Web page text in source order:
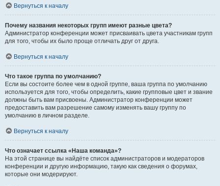
Вернуться к началу
Почему названия некоторых групп имеют разные цвета?
Администратор конференции может присваивать цвета участникам групп
для того, чтобы их было проще отличать друг от друга.
Вернуться к началу
Что такое группа по умолчанию?
Если вы состоите более чем в одной группе, ваша группа по умолчанию
используется для того, чтобы определить, какие групповые цвет и звание
должны быть вам присвоены. Администратор конференции может
предоставить вам разрешение самому изменять вашу группу по
умолчанию в личном разделе.
Вернуться к началу
Что означает ссылка «Наша команда»?
На этой странице вы найдёте список администраторов и модераторов
конференции и другую информацию, такую как сведения о форумах,
которые они модерируют.